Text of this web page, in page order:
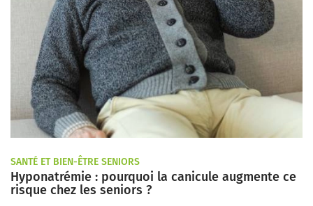
SANTÉ ET BIEN-ÊTRE SENIORS
Hyponatrémie : pourquoi la canicule augmente ce
risque chez les seniors ?